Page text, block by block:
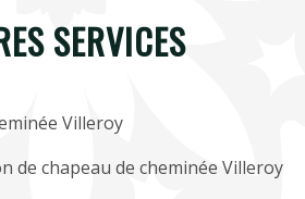
SERVICES
Villeroy
de chapeau de cheminée Villeroy